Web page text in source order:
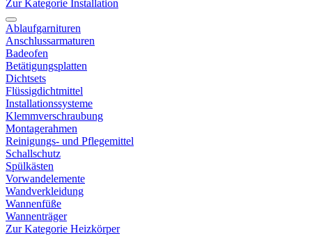
Zur Kategorie Installation
Ablaufgarnituren
Anschlussarmaturen
Badeofen
Betätigungsplatten
Dichtsets
Flüssigdichtmittel
Installationssysteme
Klemmverschraubung
Montagerahmen
Reinigungs- und Pflegemittel
Schallschutz
Spülkästen
Vorwandelemente
Wandverkleidung
Wannenfüße
Wannenträger
Zur Kategorie Heizkörper